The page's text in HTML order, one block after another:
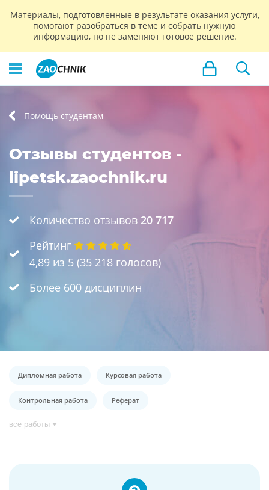
Материалы, подготовленные в результате оказания услуги,
помогают разобраться в теме и собрать нужную
информацию, но не заменяют готовое решение.
Помощь студентам
Отзывы студентов -
lipetsk.zaochnik.ru
Количество отзывов 20 717
Рейтинг
4,89из 5 (35 218голосов)
Более 600 дисциплин
Дипломная работа Курсовая работа
Контрольная работа Реферат
все работы